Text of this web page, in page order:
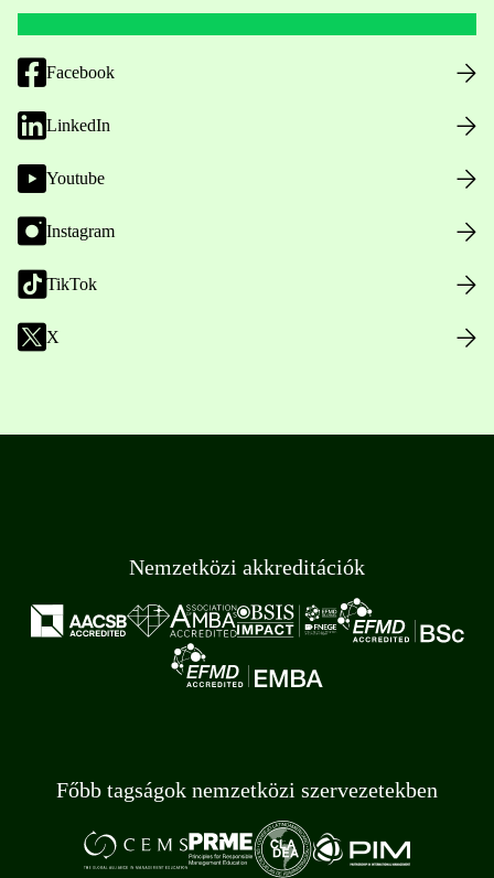
Facebook
LinkedIn
Youtube
Instagram
TikTok
X
Nemzetközi akkreditációk
Főbb tagságok nemzetközi szervezetekben